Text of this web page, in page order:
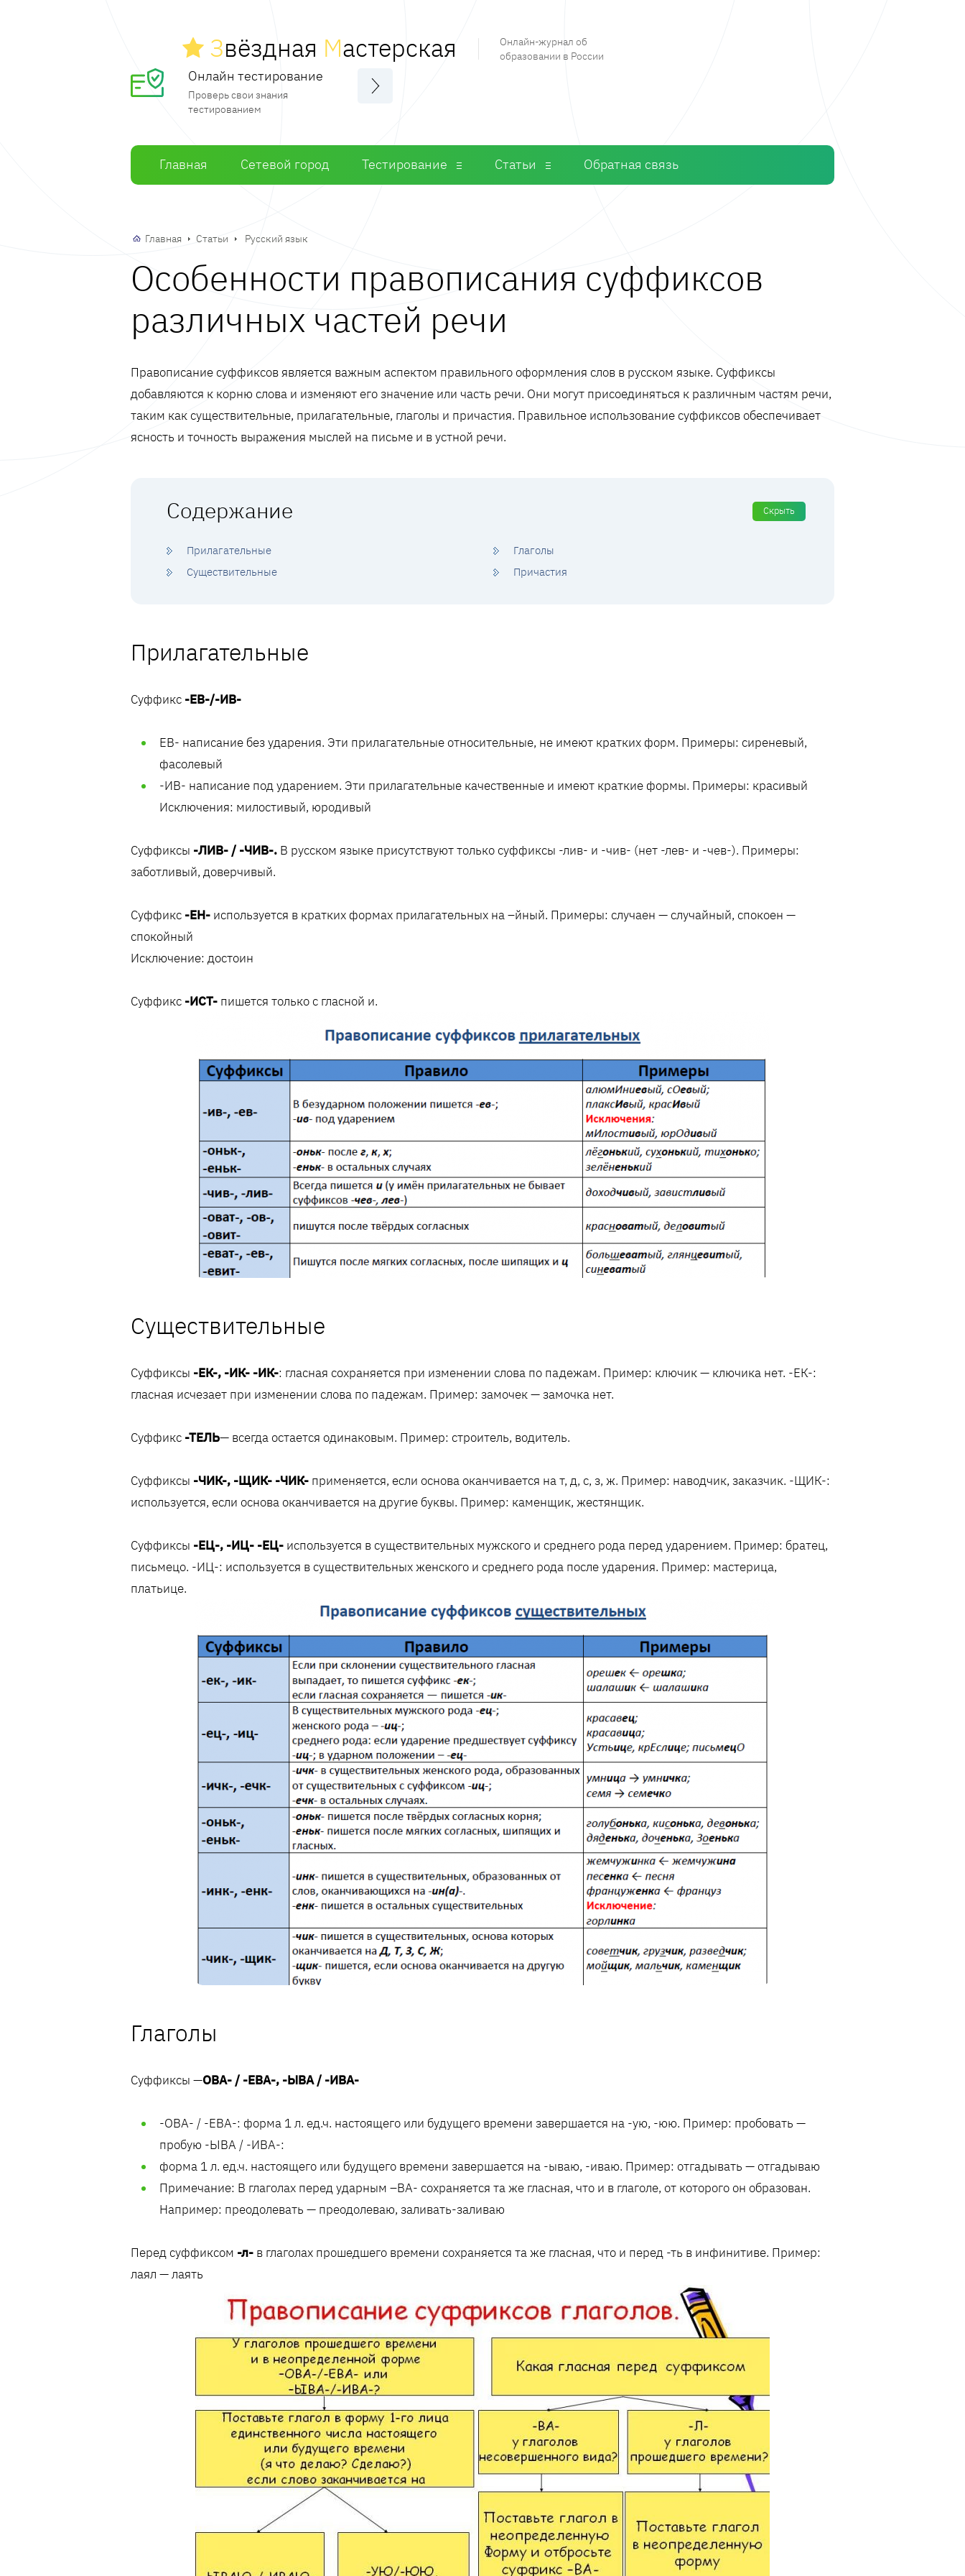
Звёздная Мастерская
Онлайн-журнал об
образовании в России
Онлайн тестирование
Проверь свои знания
тестированием
Главная Сетевой город Тестирование Статьи Обратная связь
Главная Статьи Русский язык
Особенности правописания суффиксов
различных частей речи
Правописание суффиксов является важным аспектом правильного оформления слов в русском языке. Суффиксы
добавляются к корню слова и изменяют его значение или часть речи. Они могут присоединяться к различным частям речи,
таким как существительные, прилагательные, глаголы и причастия. Правильное использование суффиксов обеспечивает
ясность и точность выражения мыслей на письме и в устной речи.
Содержание Скрыть
Прилагательные
Существительные
Глаголы
Причастия
Прилагательные
Суффикс -ЕВ-/-ИВ-
ЕВ- написание без ударения. Эти прилагательные относительные, не имеют кратких форм. Примеры: сиреневый,
фасолевый
-ИВ- написание под ударением. Эти прилагательные качественные и имеют краткие формы. Примеры: красивый
Исключения: милостивый, юродивый
Суффиксы -ЛИВ- / -ЧИВ-. В русском языке присутствуют только суффиксы -лив- и -чив- (нет -лев- и -чев-). Примеры:
заботливый, доверчивый.
Суффикс -ЕН- используется в кратких формах прилагательных на –йный. Примеры: случаен — случайный, спокоен —
спокойный
Исключение: достоин
Суффикс -ИСТ- пишется только с гласной и.
Существительные
Суффиксы -ЕК-, -ИК- -ИК-: гласная сохраняется при изменении слова по падежам. Пример: ключик — ключика нет. -ЕК-:
гласная исчезает при изменении слова по падежам. Пример: замочек — замочка нет.
Суффикс -ТЕЛЬ— всегда остается одинаковым. Пример: строитель, водитель.
Суффиксы -ЧИК-, -ЩИК- -ЧИК- применяется, если основа оканчивается на т, д, с, з, ж. Пример: наводчик, заказчик. -ЩИК-:
используется, если основа оканчивается на другие буквы. Пример: каменщик, жестянщик.
Суффиксы -ЕЦ-, -ИЦ- -ЕЦ- используется в существительных мужского и среднего рода перед ударением. Пример: братец,
письмецо. -ИЦ-: используется в существительных женского и среднего рода после ударения. Пример: мастерица,
платьице.
Глаголы
Cуффиксы —ОВА- / -ЕВА-, -ЫВА / -ИВА-
-ОВА- / -ЕВА-: форма 1 л. ед.ч. настоящего или будущего времени завершается на -ую, -юю. Пример: пробовать —
пробую -ЫВА / -ИВА-:
форма 1 л. ед.ч. настоящего или будущего времени завершается на -ываю, -иваю. Пример: отгадывать — отгадываю
Примечание: В глаголах перед ударным –ВА- сохраняется та же гласная, что и в глаголе, от которого он образован.
Например: преодолевать — преодолеваю, заливать-заливаю
Перед суффиксом -л- в глаголах прошедшего времени сохраняется та же гласная, что и перед -ть в инфинитиве. Пример:
лаял — лаять